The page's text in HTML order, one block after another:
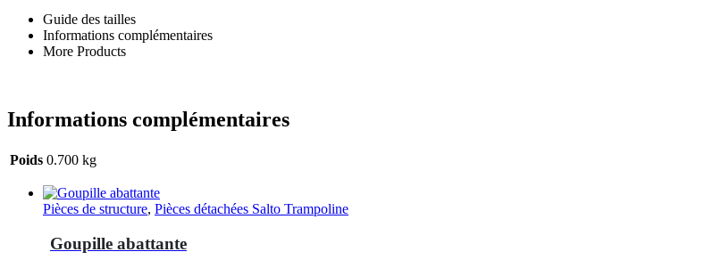
Guide des tailles
Informations complémentaires
More Products
Informations complémentaires
Poids 0.700 kg
Pièces de structure, Pièces détachées Salto Trampoline
Goupille abattante